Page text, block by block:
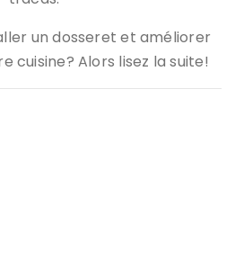
un dosseret et améliorer
cuisine? Alors lisez la suite!